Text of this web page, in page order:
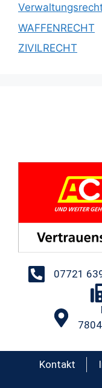
WAFFENRECHT
ZIVILRECHT
07721
Kontakt